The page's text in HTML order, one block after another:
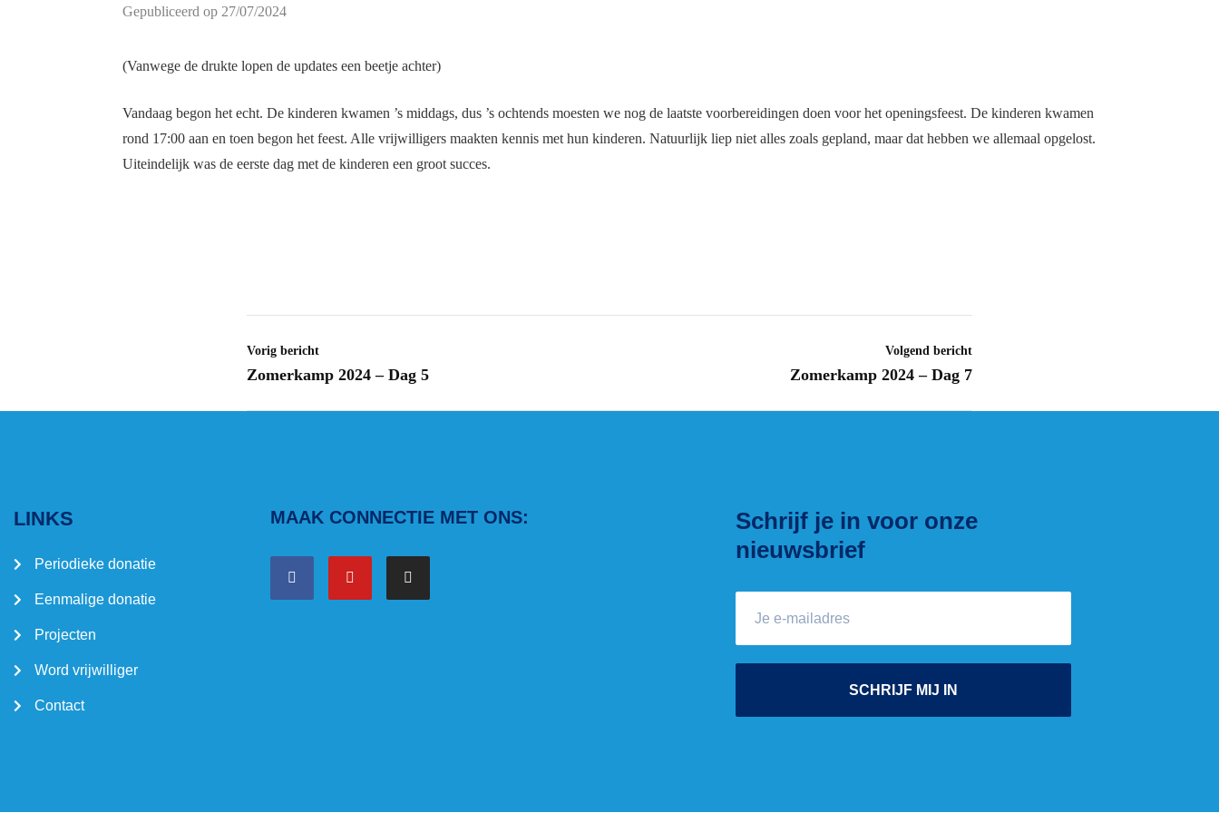
Gepubliceerd op 27/07/2024
(Vanwege de drukte lopen de updates een beetje achter)
Vandaag begon het echt. De kinderen kwamen ’s middags, dus ’s ochtends moesten we nog de laatste voorbereidingen doen voor het openingsfeest. De kinderen kwamen
rond 17:00 aan en toen begon het feest. Alle vrijwilligers maakten kennis met hun kinderen. Natuurlijk liep niet alles zoals gepland, maar dat hebben we allemaal opgelost.
Uiteindelijk was de eerste dag met de kinderen een groot succes.
Vorig bericht
Zomerkamp 2024 – Dag 5
Volgend bericht
Zomerkamp 2024 – Dag 7
LINKS
Periodieke donatie
Eenmalige donatie
Projecten
Word vrijwilliger
Contact
MAAK CONNECTIE MET ONS:
Schrijf je in voor onze
nieuwsbrief
SCHRIJF MIJ IN